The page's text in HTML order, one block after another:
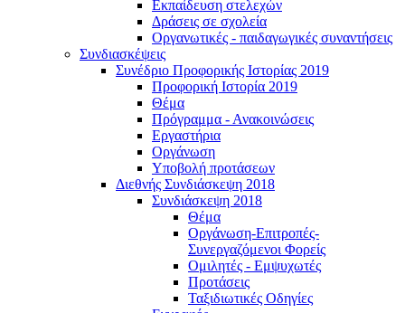
Εκπαίδευση στελεχών
Δράσεις σε σχολεία
Οργανωτικές - παιδαγωγικές συναντήσεις
Συνδιασκέψεις
Συνέδριο Προφορικής Ιστορίας 2019
Προφορική Ιστορία 2019
Θέμα
Πρόγραμμα - Ανακοινώσεις
Εργαστήρια
Οργάνωση
Υποβολή προτάσεων
Διεθνής Συνδιάσκεψη 2018
Συνδιάσκεψη 2018
Θέμα
Οργάνωση-Επιτροπές-
Συνεργαζόμενοι Φορείς
Ομιλητές - Εμψυχωτές
Προτάσεις
Ταξιδιωτικές Οδηγίες